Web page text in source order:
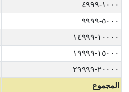
١٠٠٠-٤٩٩٩
٥٠٠٠-٩٩٩٩
١٠٠٠٠-١٤٩٩٩
١٥٠٠٠-١٩٩٩٩
٢٠٠٠٠-٢٩٩٩٩
المجموع